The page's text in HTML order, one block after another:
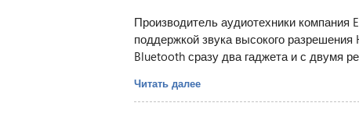
Производитель аудиотехники компания
поддержкой звука высокого
Bluetooth сразу два гаджета и с двумя
Читать далее